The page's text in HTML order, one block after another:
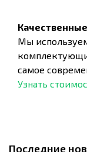
Мы
самое
Узнать
Последние